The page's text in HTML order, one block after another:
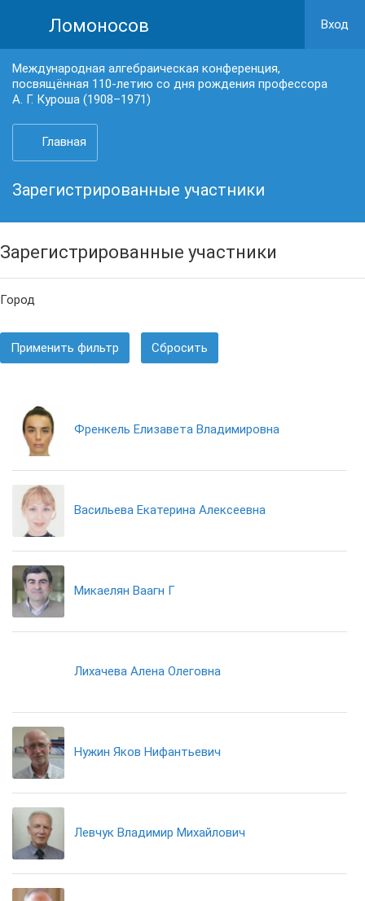
Ломоносов Вход
Международная алгебраическая конференция,
посвящённая 110-летию со дня рождения профессора
А. Г. Куроша (1908–1971)
Главная
Зарегистрированные участники
Зарегистрированные участники
Город
Применить фильтр Сбросить
Френкель Елизавета Владимировна
Васильева Екатерина Алексеевна
Микаелян Ваагн Г
Лихачева Алена Олеговна
Нужин Яков Нифантьевич
Левчук Владимир Михайлович